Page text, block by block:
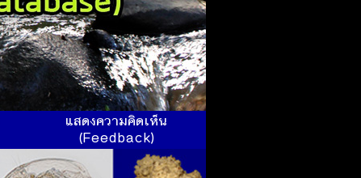
แสดงความคิดเห็น
(Feedback)